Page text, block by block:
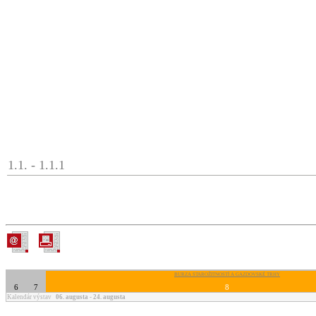
1.1. - 1.1.1
6 7
BURZA STAROŽITNOSTÍ A GAZDOVSKÉ TRHY
8
Kalendár výstav 06. augusta - 24. augusta